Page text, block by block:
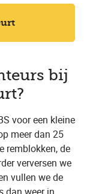
bij
voor een kleine
meer dan 25
remblokken, de
verversen we
vullen we de